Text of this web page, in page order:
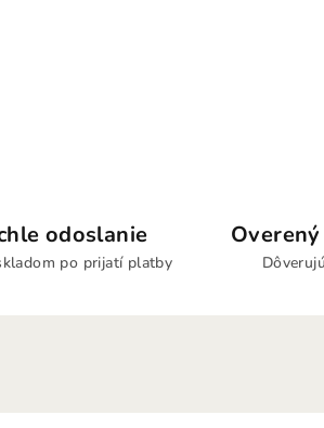
odoslanie
po prijatí platby